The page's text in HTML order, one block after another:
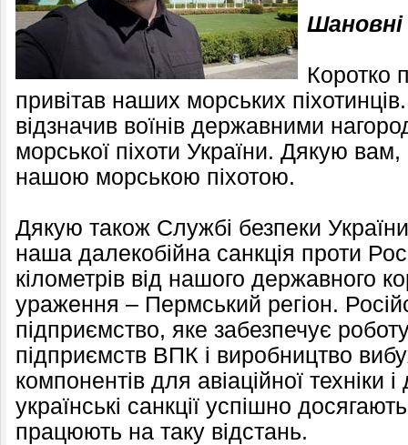
Шановні
Коротко
привітав наших морських
відзначив воїнів державними
морської піхоти України. Дякую
нашою морською піхотою.
Дякую також Службі безпеки
наша далекобійна санкція проти
кілометрів від нашого державного
ураження – Пермський регіон.
підприємство, яке забезпечує
підприємств ВПК і виробництво
компонентів для авіаційної
українські санкції успішно
працюють на таку відстань.